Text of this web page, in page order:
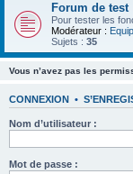
Forum de test
Pour tester les
Modérateur :
Sujets : 35
Vous n’avez pas les
CONNEXION •
Nom d’utilisateur :
Mot de passe :